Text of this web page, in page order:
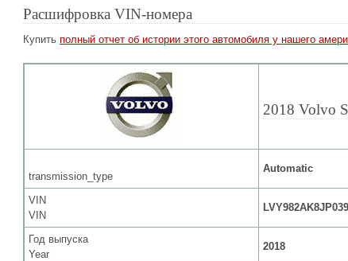
Расшифровка VIN-номера
Купить полный отчет об истории этого автомобиля у нашего
2018 Volvo
transmission_type
Automatic
VIN
VIN
Год выпуска
Year
2018